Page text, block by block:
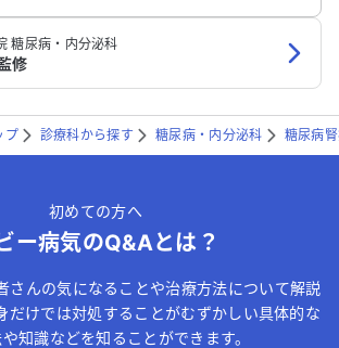
糖尿病・内分泌科
修
プ 診療科から探す 糖尿病・内分泌科 糖尿病
初めての方へ
ー病気のQ&Aとは？
さんの気になることや治療方法について解説
だけでは対処することがむずかしい具体的な
知識などを知ることができます。